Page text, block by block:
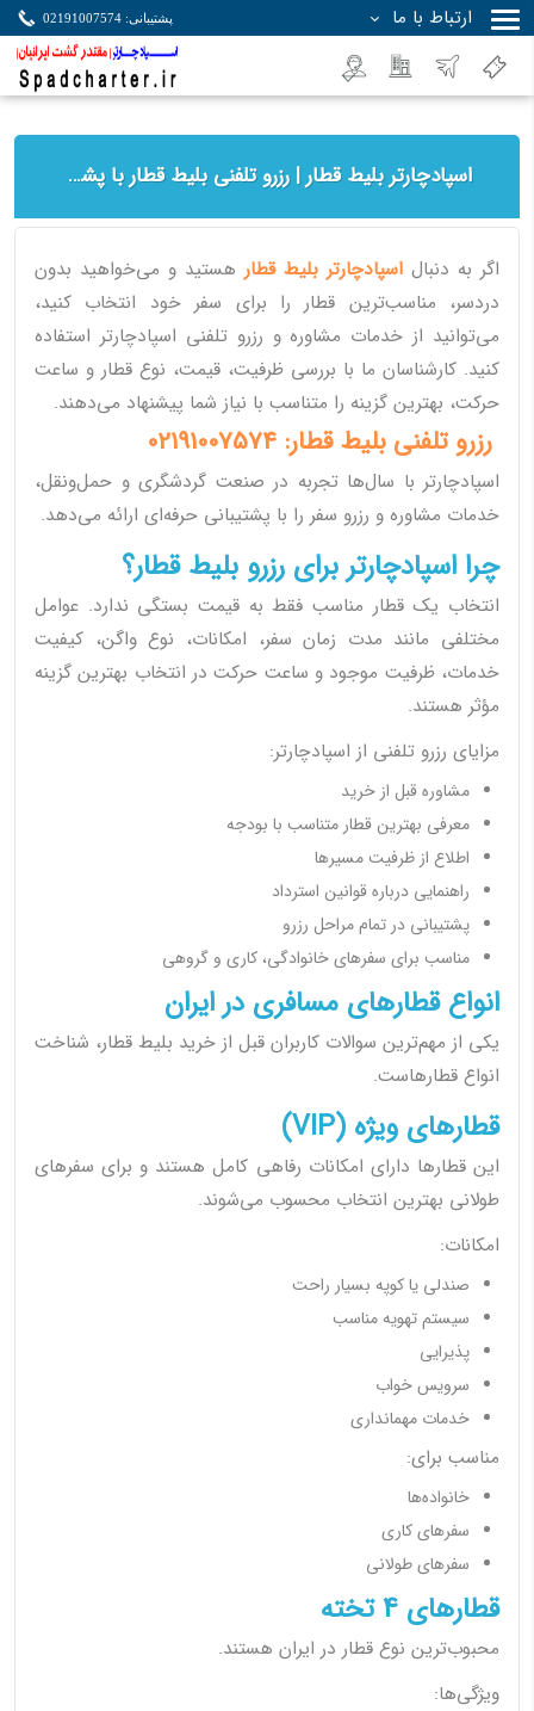
ارتباط با ما پشتیبانی: 02191007574
اسپادچارتر بلیط قطار | رزرو تلفنی بلیط قطار با پشتیبانی تخصصی
اگر به دنبال اسپادچارتر بلیط قطارهستید و می‌خواهید بدون
دردسر، مناسب‌ترین قطار را برای سفر خود انتخاب کنید،
می‌توانید از خدمات مشاوره و رزرو تلفنی اسپادچارتر استفاده
کنید. کارشناسان ما با بررسی ظرفیت، قیمت، نوع قطار و ساعت
حرکت، بهترین گزینه را متناسب با نیاز شما پیشنهاد می‌دهند.
رزرو تلفنی بلیط قطار: 02191007574
اسپادچارتر با سال‌ها تجربه در صنعت گردشگری و حمل‌ونقل،
خدمات مشاوره و رزرو سفر را با پشتیبانی حرفه‌ای ارائه می‌دهد.
چرا اسپادچارتر برای رزرو بلیط قطار؟
انتخاب یک قطار مناسب فقط به قیمت بستگی ندارد. عوامل
مختلفی مانند مدت زمان سفر، امکانات، نوع واگن، کیفیت
خدمات، ظرفیت موجود و ساعت حرکت در انتخاب بهترین گزینه
مؤثر هستند.
مزایای رزرو تلفنی از اسپادچارتر:
مشاوره قبل از خرید
معرفی بهترین قطار متناسب با بودجه
اطلاع از ظرفیت مسیرها
راهنمایی درباره قوانین استرداد
پشتیبانی در تمام مراحل رزرو
مناسب برای سفرهای خانوادگی، کاری و گروهی
انواع قطارهای مسافری در ایران
یکی از مهم‌ترین سوالات کاربران قبل از خرید بلیط قطار، شناخت
انواع قطارهاست.
قطارهای ویژه (VIP)
این قطارها دارای امکانات رفاهی کامل هستند و برای سفرهای
طولانی بهترین انتخاب محسوب می‌شوند.
امکانات:
صندلی یا کوپه بسیار راحت
سیستم تهویه مناسب
پذیرایی
سرویس خواب
خدمات مهمانداری
مناسب برای:
خانواده‌ها
سفرهای کاری
سفرهای طولانی
قطارهای 4 تخته
محبوب‌ترین نوع قطار در ایران هستند.
ویژگی‌ها: